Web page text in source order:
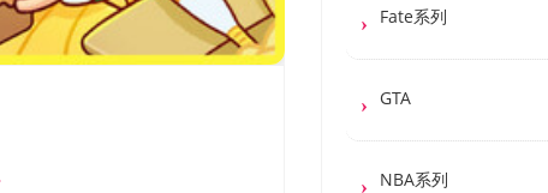
Fate系列
GTA
NBA系列